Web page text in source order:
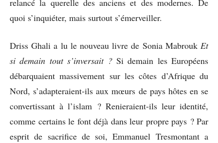
relancé la querelle des anciens et des modernes. De
quoi s’inquiéter, mais surtout s’émerveiller.
Driss Ghali a lu le nouveau livre de Sonia Mabrouk Et
si demain tout s’inversait ?Si demain les Européens
débarquaient massivement sur les côtes d’Afrique du
Nord, s’adapteraient-ils aux mœurs de pays hôtes en se
convertissant à l’islam ? Renieraient-ils leur identité,
comme certains le font déjà dans leur propre pays ? Par
esprit de sacrifice de soi, Emmanuel Tresmontant a